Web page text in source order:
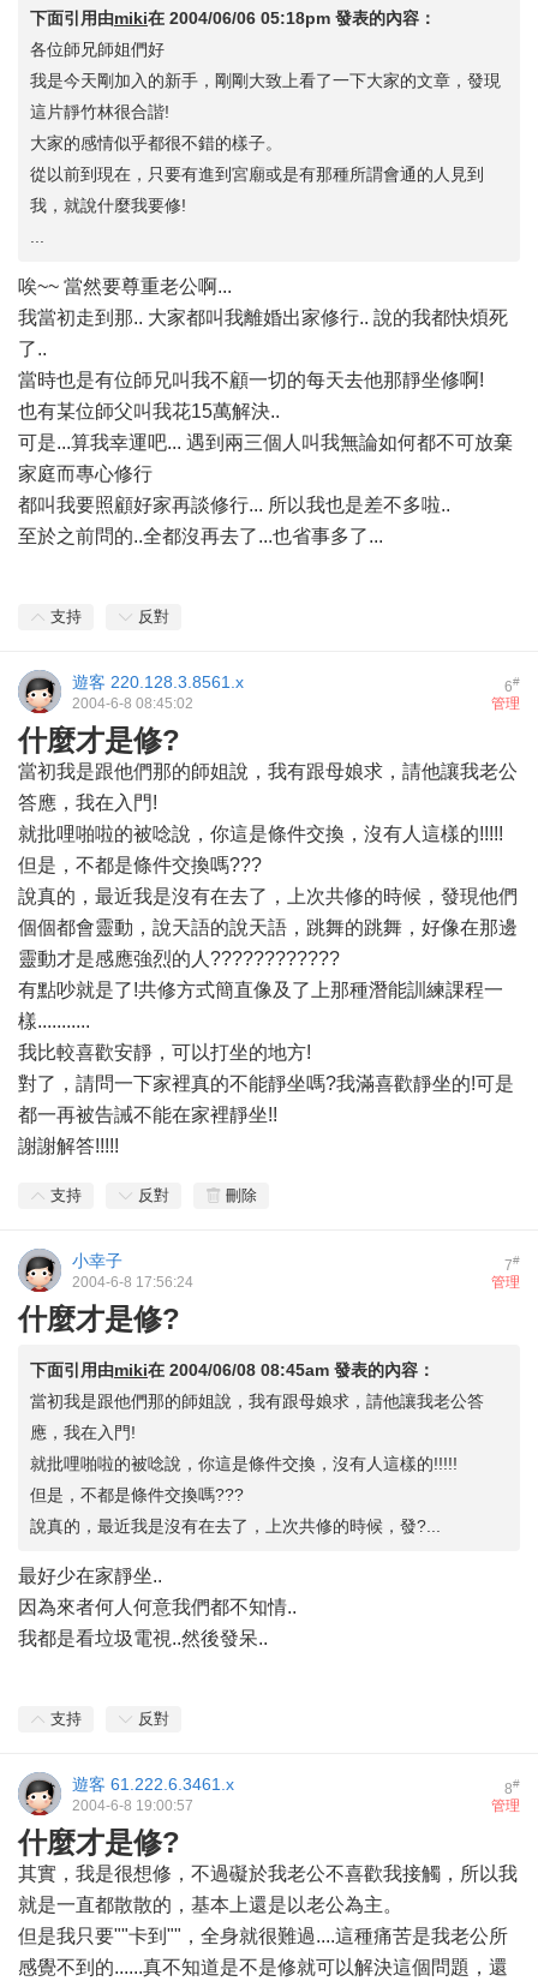
下面引用由miki在 2004/06/06 05:18pm 發表的內容：
各位師兄師姐們好
我是今天剛加入的新手，剛剛大致上看了一下大家的文章，發現
這片靜竹林很合諧!
大家的感情似乎都很不錯的樣子。
從以前到現在，只要有進到宮廟或是有那種所謂會通的人見到
我，就說什麼我要修!
唉~~ 當然要尊重老公啊...
我當初走到那.. 大家都叫我離婚出家修行.. 說的我都快煩死
了..
當時也是有位師兄叫我不顧一切的每天去他那靜坐修啊!
也有某位師父叫我花15萬解決..
可是...算我幸運吧... 遇到兩三個人叫我無論如何都不可放棄
家庭而專心修行
都叫我要照顧好家再談修行... 所以我也是差不多啦..
至於之前問的..全都沒再去了...也省事多了...
支持 反對
6#
遊客 220.128.3.8561.x
管理
2004-6-8 08:45:02
什麼才是修?
當初我是跟他們那的師姐說，我有跟母娘求，請他讓我老公
答應，我在入門!
就批哩啪啦的被唸說，你這是條件交換，沒有人這樣的!!!!!
但是，不都是條件交換嗎???
說真的，最近我是沒有在去了，上次共修的時候，發現他們
個個都會靈動，說天語的說天語，跳舞的跳舞，好像在那邊
靈動才是感應強烈的人????????????
有點吵就是了!共修方式簡直像及了上那種潛能訓練課程一
樣...........
我比較喜歡安靜，可以打坐的地方!
對了，請問一下家裡真的不能靜坐嗎?我滿喜歡靜坐的!可是
都一再被告誡不能在家裡靜坐!!
謝謝解答!!!!!
支持 反對 刪除
7#
小幸子
管理
2004-6-8 17:56:24
什麼才是修?
下面引用由miki在 2004/06/08 08:45am 發表的內容：
當初我是跟他們那的師姐說，我有跟母娘求，請他讓我老公答
應，我在入門!
就批哩啪啦的被唸說，你這是條件交換，沒有人這樣的!!!!!
但是，不都是條件交換嗎???
說真的，最近我是沒有在去了，上次共修的時候，發?...
最好少在家靜坐..
因為來者何人何意我們都不知情..
我都是看垃圾電視..然後發呆..
支持 反對
8#
遊客 61.222.6.3461.x
管理
2004-6-8 19:00:57
什麼才是修?
其實，我是很想修，不過礙於我老公不喜歡我接觸，所以我
就是一直都散散的，基本上還是以老公為主。
但是我只要""卡到""，全身就很難過....這種痛苦是我老公所
感覺不到的......真不知道是不是修就可以解決這個問題，還